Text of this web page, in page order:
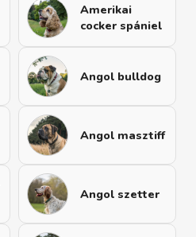
Amerikai
cocker spániel
Angol bulldog
Angol masztiff
Angol szetter